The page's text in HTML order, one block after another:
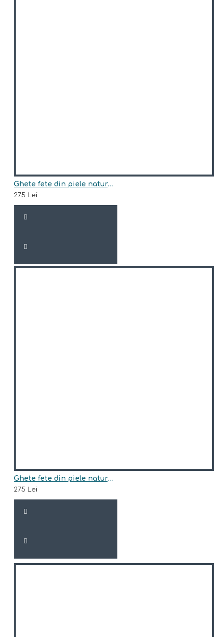
Ghete fete din piele naturala model RHEA
275 Lei
Ghete fete din piele naturala model TRISHA
275 Lei